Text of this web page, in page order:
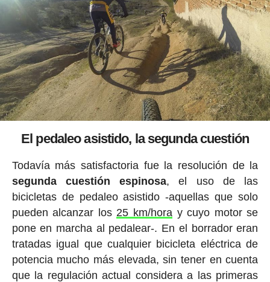
El pedaleo asistido, la segunda cuestión
Todavía más satisfactoria fue la resolución de la
segunda cuestión espinosa, el uso de las
bicicletas de pedaleo asistido -aquellas que solo
pueden alcanzar los 25 km/hora y cuyo motor se
pone en marcha al pedalear-. En el borrador eran
tratadas igual que cualquier bicicleta eléctrica de
potencia mucho más elevada, sin tener en cuenta
que la regulación actual considera a las primeras